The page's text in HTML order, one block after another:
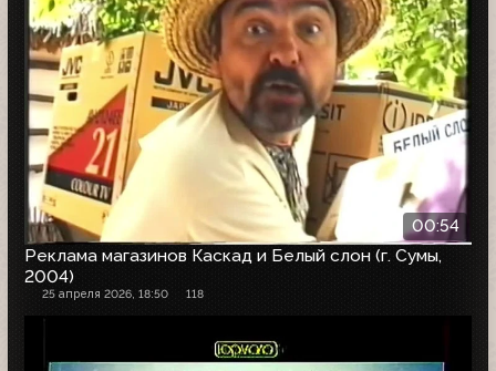
00:54
Реклама магазинов Каскад и Белый слон (г. Сумы,
2004)
25 апреля 2026, 18:50 118